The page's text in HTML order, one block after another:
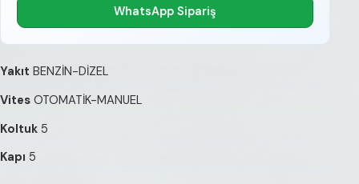
WhatsApp Sipariş
Yakıt BENZİN-DİZEL
Vites OTOMATİK-MANUEL
Koltuk 5
Kapı 5